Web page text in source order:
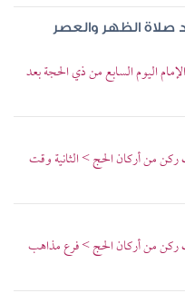
صلاة الظهر والعصر
اليوم السابع من ذي الحجة بعد
من أركان الحج > الثانية وقت
من أركان الحج > فرع مذاهب